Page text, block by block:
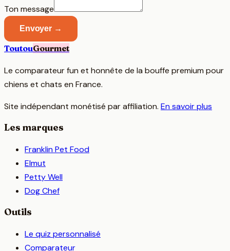
Ton message
Envoyer →
ToutouGourmet
Le comparateur fun et honnête de la bouffe premium pour
chiens et chats en France.
Site indépendant monétisé par affiliation. En savoir plus
Les marques
Franklin Pet Food
Elmut
Petty Well
Dog Chef
Outils
Le quiz personnalisé
Comparateur